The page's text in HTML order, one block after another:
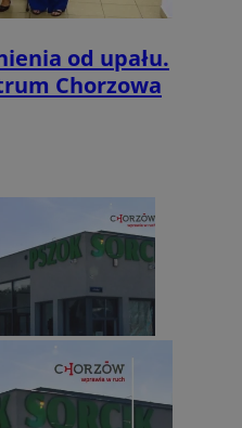
od upału.
Chorzowa